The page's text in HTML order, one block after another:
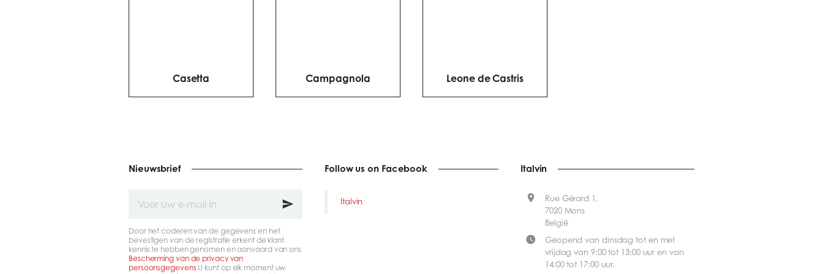
Casetta Campagnola Leone de Castris
Nieuwsbrief
uw
mail
in
Door het coderen van de gegevens en het
bevestigen van de registratie erkent de klant
kennis te hebben genomen en aanvaard van ons
Bescherming van de privacy van
persoonsgegevens U kunt op elk moment uw
Follow us on Facebook
Italvin
Italvin
Rue Gérard 1,
7020 Mons
België
Geopend van dinsdag tot en met
vrijdag van 9:00 tot 13:00 uur en van
14:00 tot 17:00 uur.